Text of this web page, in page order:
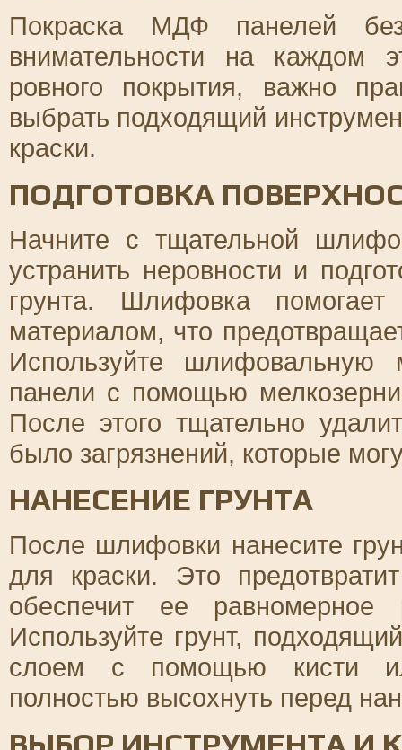
Покраска МДФ панелей
внимательности на каждом
ровного покрытия, важно
выбрать подходящий
краски.
ПОДГОТОВКА
Начните с тщательной
устранить неровности и
грунта. Шлифовка
материалом, что
Используйте
панели с помощью
После этого тщательно
было загрязнений, которые
НАНЕСЕНИЕ ГРУНТА
После шлифовки нанесите
для краски. Это
обеспечит ее равномерное
Используйте грунт,
слоем с помощью кисти
полностью высохнуть перед